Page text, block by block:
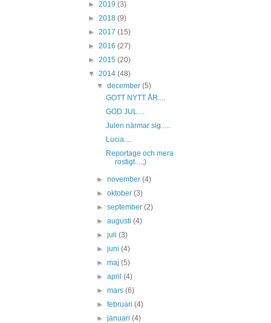
► 2019 (3)
► 2018 (9)
► 2017 (15)
► 2016 (27)
► 2015 (20)
▼ 2014 (48)
▼december(5)
GOTT NYTT ÅR....
GOD JUL....
Julen närmar sig.....
Lucia....
Reportage och mera
rostigt....;)
►november(4)
►oktober(3)
►september(2)
►augusti(4)
►juli(3)
►juni(4)
►maj(5)
►april(4)
►mars(6)
►februari(4)
►januari(4)